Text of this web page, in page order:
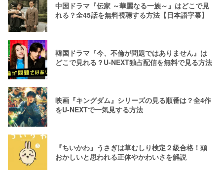
中国ドラマ『伝家 ～華麗なる一族～』はどこで見
れる？全45話を無料視聴する方法【日本語字幕】
韓国ドラマ『今、不倫が問題ではありません』は
どこで見れる？U-NEXT独占配信を無料で見る方法
映画『キングダム』シリーズの見る順番は？全4作
をU-NEXTで一気見する方法
『ちいかわ』うさぎは草むしり検定２級合格！頭
おかしいと思われる正体やかわいさを解説